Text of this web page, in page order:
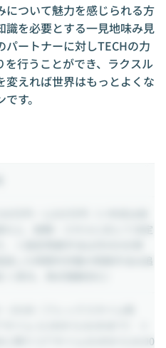
について魅力を感じられる方
識を必要とする一見地味み見
パートナーに対しTECHの力
行うことができ、ラクスル
変えれば世界はもっとよくな
す。
の上、経験・スキルに応じて決定
過した時間外労働の残業手当は追
に限りコアタイム10:00から16:00